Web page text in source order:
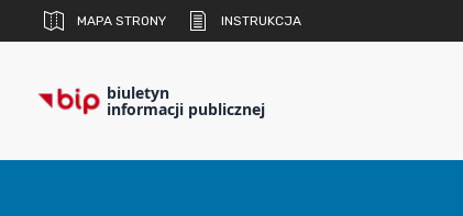
MAPA STRONY INSTRUKCJA
biuletyn
informacji publicznej